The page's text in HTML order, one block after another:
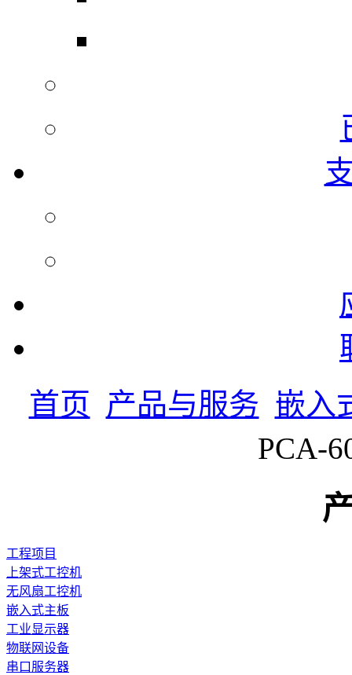
首页 产品与服务 嵌入
PCA-
工程项目
上架式工控机
无风扇工控机
嵌入式主板
工业显示器
物联网设备
串口服务器